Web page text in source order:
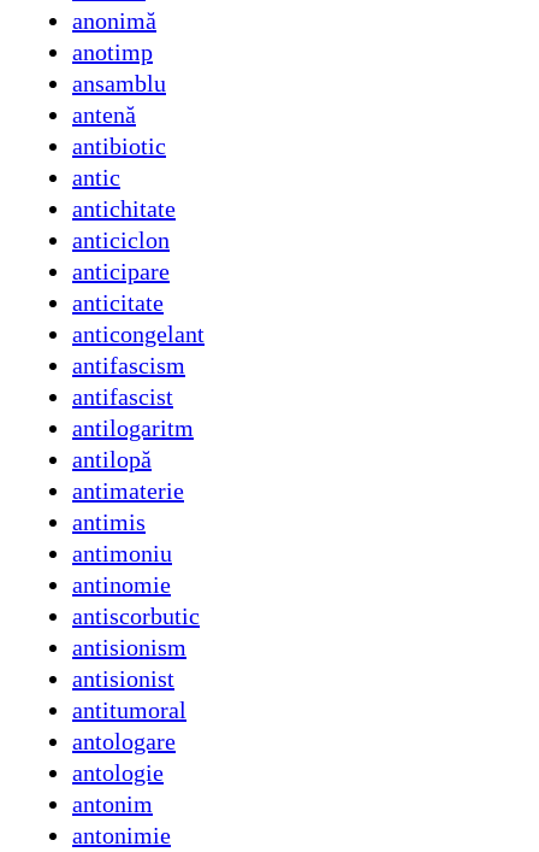
anonimă
anotimp
ansamblu
antenă
antibiotic
antic
antichitate
anticiclon
anticipare
anticitate
anticongelant
antifascism
antifascist
antilogaritm
antilopă
antimaterie
antimis
antimoniu
antinomie
antiscorbutic
antisionism
antisionist
antitumoral
antologare
antologie
antonim
antonimie